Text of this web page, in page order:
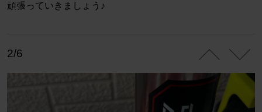
頑張っていきましょう♪
2/6